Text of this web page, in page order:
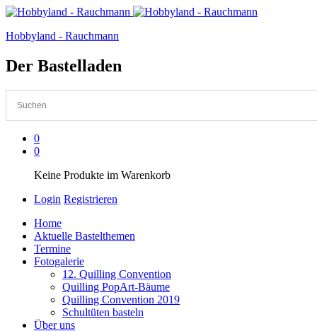
Hobbyland - Rauchmann
Der Bastelladen
0
0
Keine Produkte im Warenkorb
Login Registrieren
Home
Aktuelle Bastelthemen
Termine
Fotogalerie
12. Quilling Convention
Quilling PopArt-Bäume
Quilling Convention 2019
Schultüten basteln
Über uns